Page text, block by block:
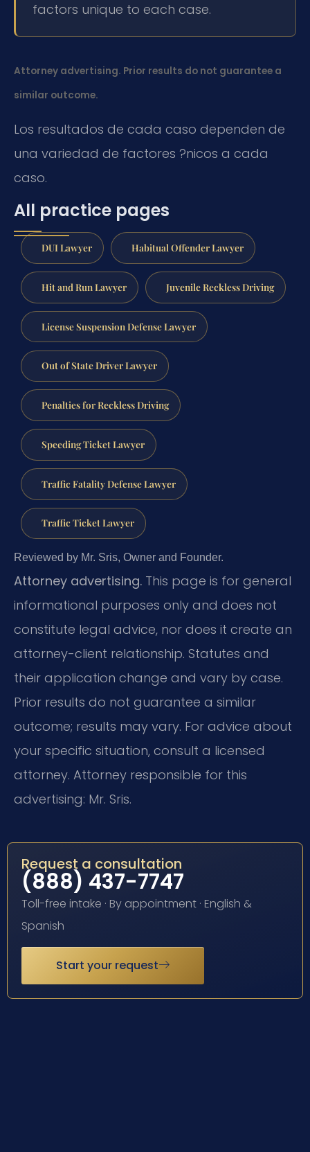
factors unique to each case.
Attorney advertising. Prior results do not guarantee a
similar outcome.
Los resultados de cada caso dependen de
una variedad de factores ?nicos a cada
caso.
All practice pages
DUI Lawyer Habitual Offender Lawyer
Hit and Run Lawyer Juvenile Reckless Driving
License Suspension Defense Lawyer
Out of State Driver Lawyer
Penalties for Reckless Driving
Speeding Ticket Lawyer
Traffic Fatality Defense Lawyer
Traffic Ticket Lawyer
Reviewed by Mr. Sris, Owner and Founder.
Attorney advertising. This page is for general
informational purposes only and does not
constitute legal advice, nor does it create an
attorney-client relationship. Statutes and
their application change and vary by case.
Prior results do not guarantee a similar
outcome; results may vary. For advice about
your specific situation, consult a licensed
attorney. Attorney responsible for this
advertising: Mr. Sris.
Request a consultation
(888) 437-7747
Toll-free intake · By appointment · English &
Spanish
Start your request